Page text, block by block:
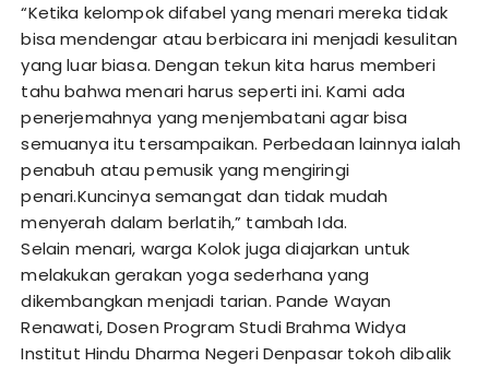
“Ketika kelompok difabel yang menari mereka tidak
bisa mendengar atau berbicara ini menjadi kesulitan
yang luar biasa. Dengan tekun kita harus memberi
tahu bahwa menari harus seperti ini. Kami ada
penerjemahnya yang menjembatani agar bisa
semuanya itu tersampaikan. Perbedaan lainnya ialah
penabuh atau pemusik yang mengiringi
penari.Kuncinya semangat dan tidak mudah
menyerah dalam berlatih,” tambah Ida.
Selain menari, warga Kolok juga diajarkan untuk
melakukan gerakan yoga sederhana yang
dikembangkan menjadi tarian. Pande Wayan
Renawati, Dosen Program Studi Brahma Widya
Institut Hindu Dharma Negeri Denpasar tokoh dibalik